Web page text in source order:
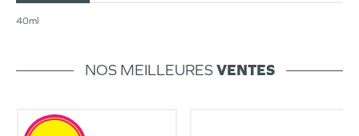
40ml
NOS MEILLEURESVENTES